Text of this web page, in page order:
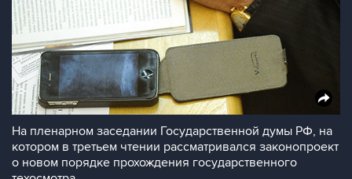
На пленарном заседании Государственной думы РФ, на
котором в третьем чтении рассматривался законопроект
о новом порядке прохождения государственного